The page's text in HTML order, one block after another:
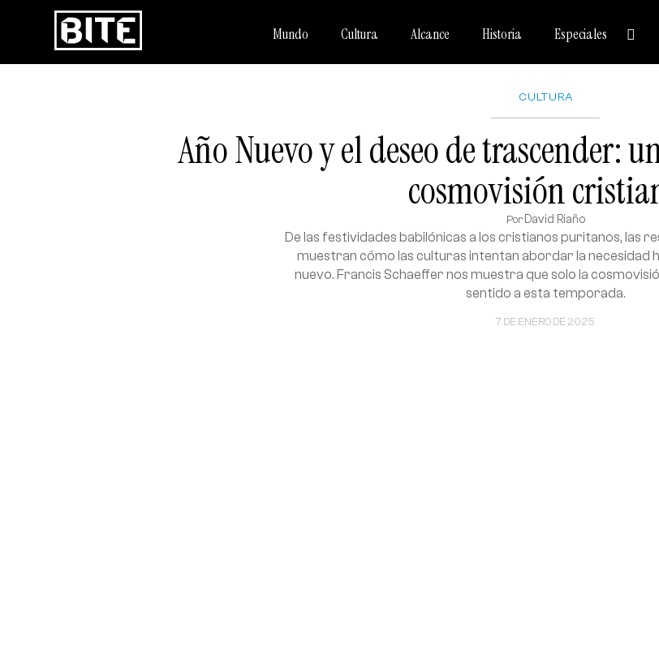
Mundo Cultura Alcance Historia Especiales
CULTURA
Año Nuevo y el deseo de trascender:
cosmovisión
Por David Riaño
7 DE ENERO DE 2025
De las festividades babilónicas a los cristianos puritanos, las
muestran cómo las culturas intentan abordar la necesidad
nuevo. Francis Schaeffer nos muestra que solo la
sentido a esta temporada.